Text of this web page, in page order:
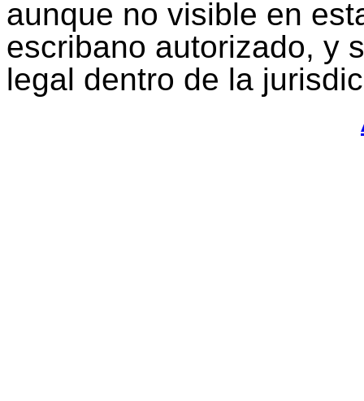
aunque no visible en
escribano autorizado, y
legal dentro de la